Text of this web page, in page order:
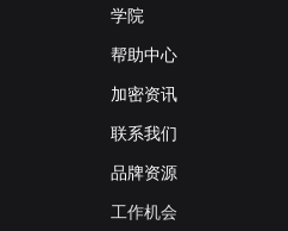
学院
帮助中心
加密资讯
联系我们
品牌资源
工作机会